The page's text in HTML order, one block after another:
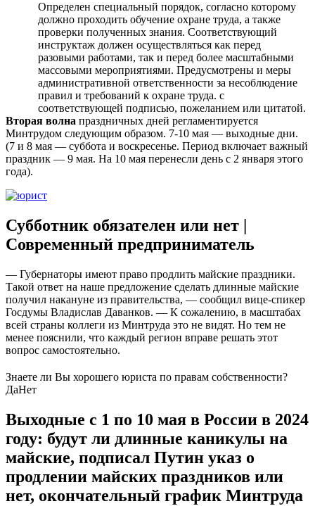
Определен специальный порядок, согласно которому
должно проходить обучение охране труда, а также
проверки полученных знания. Соответствующий
инструктаж должен осуществляться как перед
разовыми работами, так и перед более масштабными
массовыми мероприятиями. Предусмотрены и меры
административной ответственности за несоблюдение
правил и требований к охране труда. с
соответствующей подписью, пожеланием или цитатой.
Вторая волна праздничных дней регламентируется
Минтрудом следующим образом. 7-10 мая — выходные дни.
(7 и 8 мая — суббота и воскресенье. Период включает важный
праздник — 9 мая. На 10 мая перенесли день с 2 января этого
года).
Субботник обязателен или нет |
Современный предприниматель
— Губернаторы имеют право продлить майские праздники.
Такой ответ на наше предложение сделать длинные майские
получил накануне из правительства, — сообщил вице-спикер
Госдумы Владислав Даванков. — К сожалению, в масштабах
всей страны коллеги из Минтруда это не видят. Но тем не
менее пояснили, что каждый регион вправе решать этот
вопрос самостоятельно.
Знаете ли Вы хорошего юриста по правам собственности?
ДаНет
Выходные с 1 по 10 мая в России в 2024
году: будут ли длинные каникулы на
майские, подписал Путин указ о
продлении майских праздников или
нет, окончательный график Минтруда